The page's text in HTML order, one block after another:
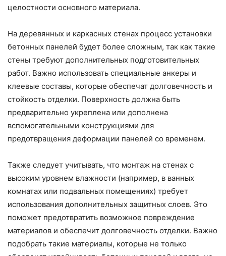
целостности основного материала.
На деревянных и каркасных стенах процесс установки
бетонных панелей будет более сложным, так как такие
стены требуют дополнительных подготовительных
работ. Важно использовать специальные анкеры и
клеевые составы, которые обеспечат долговечность и
стойкость отделки. Поверхность должна быть
предварительно укреплена или дополнена
вспомогательными конструкциями для
предотвращения деформации панелей со временем.
Также следует учитывать, что монтаж на стенах с
высоким уровнем влажности (например, в ванных
комнатах или подвальных помещениях) требует
использования дополнительных защитных слоев. Это
поможет предотвратить возможное повреждение
материалов и обеспечит долговечность отделки. Важно
подобрать такие материалы, которые не только